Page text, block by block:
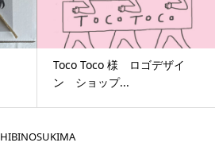
Toco Toco 様 ロゴデザイ
ン ショップ...
HIBINOSUKIMA